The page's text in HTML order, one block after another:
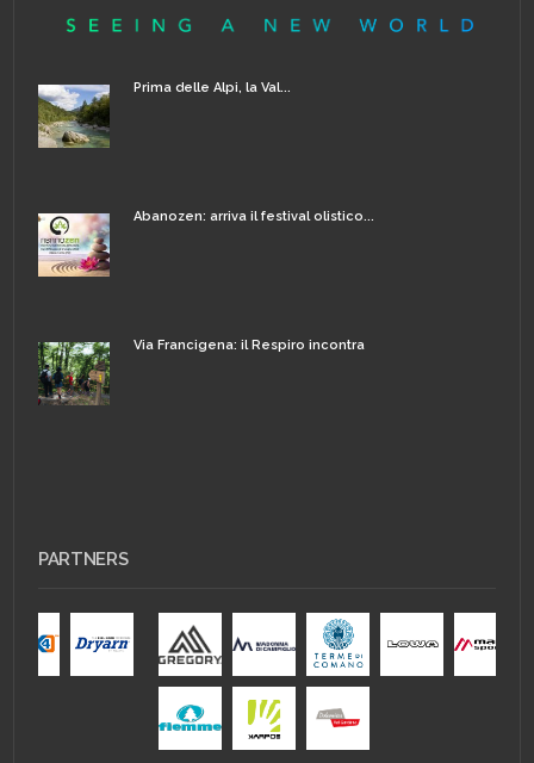
Prima delle Alpi, la Val...
Abanozen: arriva il festival olistico...
Via Francigena: il Respiro incontra
PARTNERS